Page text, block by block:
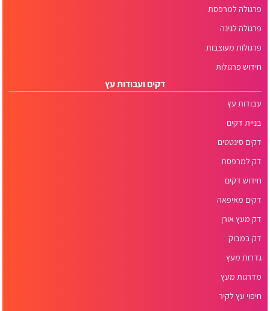
פרגולה למרפסת
פרגולה לגינה
פרגולות מעוצבות
חידוש פרגולות
דקים ועבודות עץ
עבודות עץ
בניית דקים
דקים סינטטים
דק למרפסת
חידוש דקים
דקים מאיפאה
דק מעץ אורן
דק במבוק
גדרות מעץ
מדרגות מעץ
חיפוי עץ לקיר